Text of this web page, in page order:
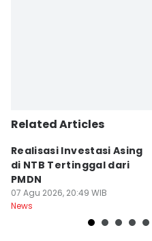
Related Articles
Realisasi Investasi Asing
di NTB Tertinggal dari
PMDN
07 Agu 2026, 20:49 WIB
News